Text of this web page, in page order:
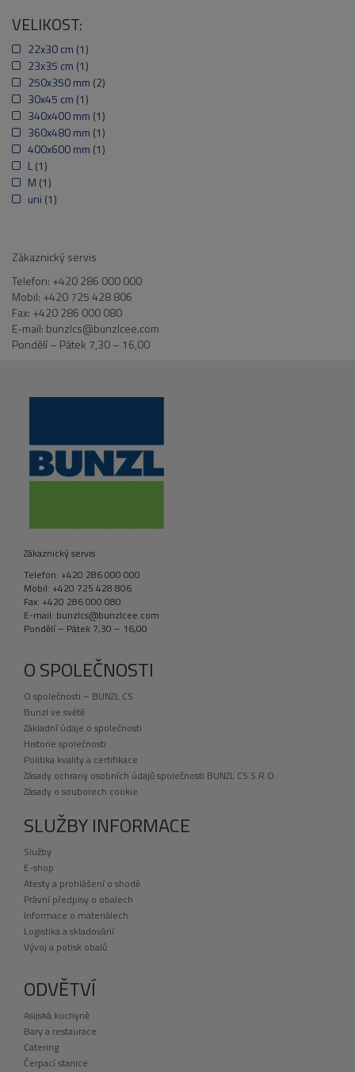
VELIKOST:
22x30 cm (1)
23x35 cm (1)
250x350 mm (2)
30x45 cm (1)
340x400 mm (1)
360x480 mm (1)
400x600 mm (1)
L (1)
M (1)
uni (1)
Zákaznický servis
Telefon: +420 286 000 000
Mobil: +420 725 428 806
Fax: +420 286 000 080
E-mail: bunzlcs@bunzlcee.com
Pondělí – Pátek 7,30 – 16,00
Zákaznický servis
Telefon: +420 286 000 000
Mobil: +420 725 428 806
Fax: +420 286 000 080
E-mail: bunzlcs@bunzlcee.com
Pondělí – Pátek 7,30 – 16,00
O SPOLEČNOSTI
O společnosti – BUNZL CS
Bunzl ve světě
Základní údaje o společnosti
Historie společnosti
Politika kvality a certifikace
Zásady ochrany osobních údajů společnosti BUNZL CS S.R.O.
Zásady o souborech cookie
SLUŽBY INFORMACE
Služby
E-shop
Atesty a prohlášení o shodě
Právní předpisy o obalech
Informace o materiálech
Logistika a skladování
Vývoj a potisk obalů
ODVĚTVÍ
Asijská kuchyně
Bary a restaurace
Catering
Čerpací stanice